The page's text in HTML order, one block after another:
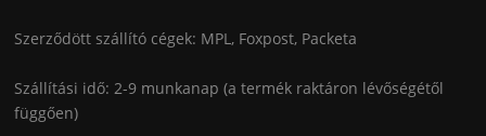
Szerződött szállító cégek: MPL, Foxpost, Packeta
Szállítási idő: 2-9 munkanap (a termék raktáron lévőségétől
függően)